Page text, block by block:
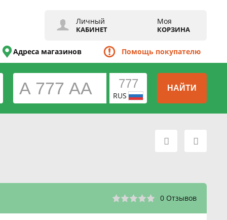
Личный
КАБИНЕТ
Моя
КОРЗИНА
Адреса магазинов Помощь покупателю
RUS
НАЙТИ
0 Отзывов